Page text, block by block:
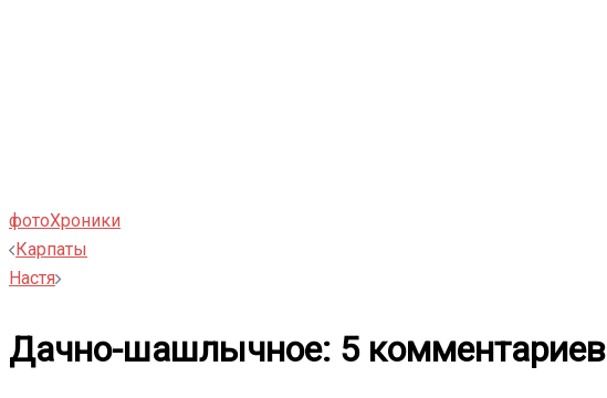
фотоХроники
Навигация
Карпаты
Настя
Дачно-шашлычное: 5 комментариев